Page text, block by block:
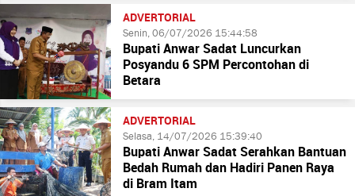
ADVERTORIAL
Senin, 06/07/2026 15:44:58
Bupati Anwar Sadat Luncurkan
Posyandu 6 SPM Percontohan di
Betara
ADVERTORIAL
Selasa, 14/07/2026 15:39:40
Bupati Anwar Sadat Serahkan Bantuan
Bedah Rumah dan Hadiri Panen Raya
di Bram Itam